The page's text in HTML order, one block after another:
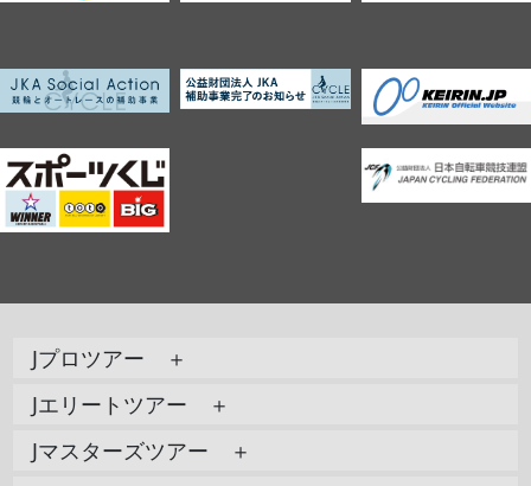
Jプロツアー ＋
Jエリートツアー ＋
Jマスターズツアー ＋